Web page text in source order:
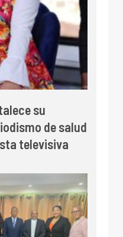
su
de salud
televisiva